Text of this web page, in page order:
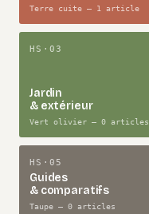
Terre cuite — 1 article
HS·03
Jardin
& extérieur
Vert olivier — 0 articles
HS·05
Guides
& comparatifs
Taupe — 0 articles